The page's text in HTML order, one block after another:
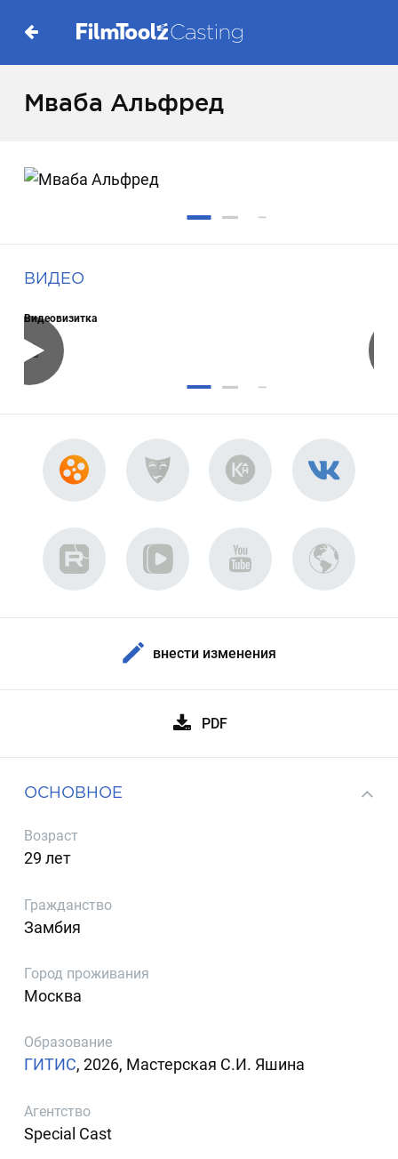
Мваба Альфред
ВИДЕО
Видеовизитка
внести изменения
PDF
ОСНОВНОЕ
Возраст
29 лет
Гражданство
Замбия
Город проживания
Москва
Образование
ГИТИС, 2026, Мастерская С.И. Яшина
Агентство
Special Cast